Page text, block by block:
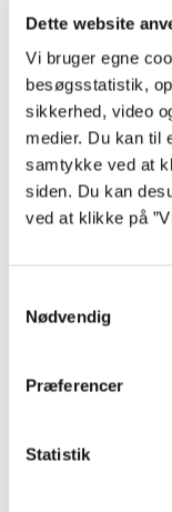
Dette website
Vi bruger egne
besøgsstatistik,
sikkerhed, video
medier. Du kan til
samtykke ved at
siden. Du kan
ved at klikke på
Nødvendig
Præferencer
Statistik
Den kommende
CO2-udledningen
Som et led i
drivhusgasser på 70
taxiaftale efter at
persontransport ved
kan levere den
Samtidig afløftes
Kontakt